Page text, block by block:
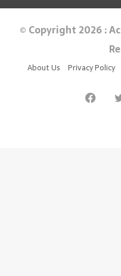
© Copyright 2026 :
About Us Privacy Policy